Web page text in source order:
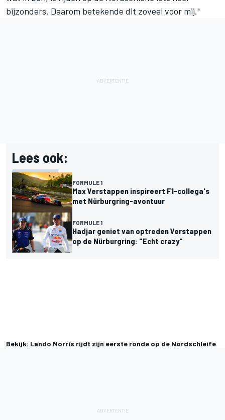
bijzonders. Daarom betekende dit zoveel voor mij."
Lees ook:
FORMULE 1
Max Verstappen inspireert F1-collega's
met Nürburgring-avontuur
FORMULE 1
Hadjar geniet van optreden Verstappen
op de Nürburgring: "Echt crazy"
Bekijk: Lando Norris rijdt zijn eerste ronde op de Nordschleife